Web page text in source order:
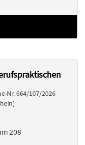
Nr. 664/107/2026
208